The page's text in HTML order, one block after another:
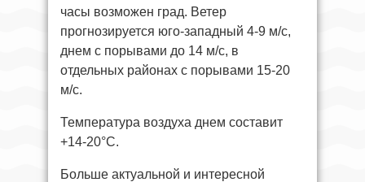
часы возможен град. Ветер
прогнозируется юго-западный 4-9 м/с,
днем с порывами до 14 м/с, в
отдельных районах с порывами 15-20
м/с.
Температура воздуха днем составит
+14-20°С.
Больше актуальной и интересной